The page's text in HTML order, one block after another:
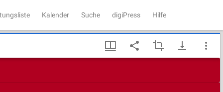
Kalender Suche digiPress Hilfe